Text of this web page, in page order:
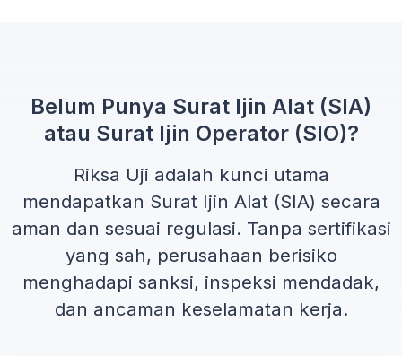
Belum Punya Surat Ijin Alat (SIA)
atau Surat Ijin Operator (SIO)?
Riksa Uji adalah kunci utama
mendapatkan Surat Ijin Alat (SIA) secara
aman dan sesuai regulasi. Tanpa sertifikasi
yang sah, perusahaan berisiko
menghadapi sanksi, inspeksi mendadak,
dan ancaman keselamatan kerja.